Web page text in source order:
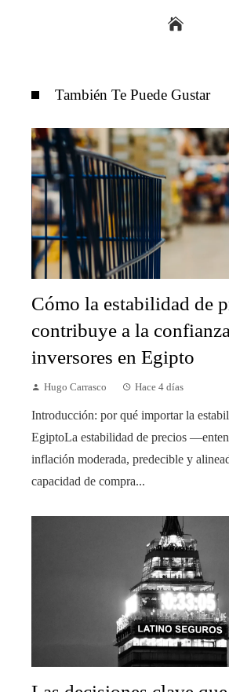
También Te Puede Gustar
Cómo la estabilidad de
contribuye a la
inversores en Egipto
Hugo Carrasco Hace 4 días
Introducción: por qué importar la
EgiptoLa estabilidad de precios
inflación moderada, predecible y
capacidad de compra...